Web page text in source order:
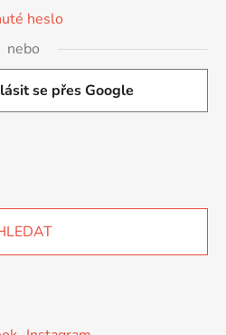
heslo
nebo
se přes Google